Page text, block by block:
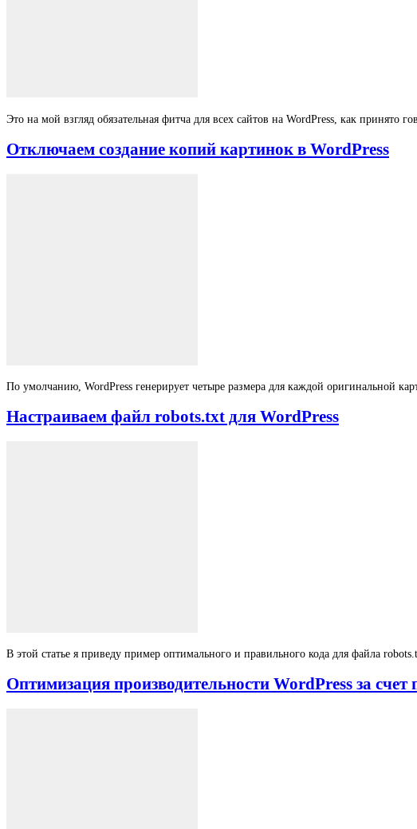
Это на мой взгляд обязательная фитча для всех сайтов на WordPress, как
Отключаем создание копий картинок в WordPress
По умолчанию, WordPress генерирует четыре размера для каждой оригинальной
Настраиваем файл robots.txt для WordPress
В этой статье я приведу пример оптимального и правильного кода для файла
Оптимизация производительности WordPress за